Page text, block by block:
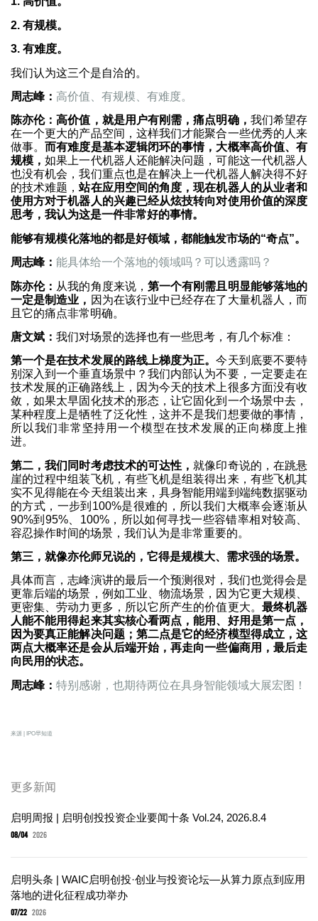
2. 有规模。
3. 有难度。
我们认为这三个是自洽的。
周志峰： 高价值、有规模、有难度。
陈亦伦：高价值，就是用户有刚需，痛点明确， 我们希望存
在一个更大的产品空间，这样我们才能聚合一些优秀的人来
做事。而有难度是基本逻辑闭环的事情，大概率高价值、有
规模，如果上一代机器人还能解决问题，可能这一代机器人
也没有机会，我们重点也是在解决上一代机器人解决得不好
的技术难题，站在应用空间的角度，现在机器人的从业者和
使用方对于机器人的兴趣已经从炫技转向对使用价值的深度
思考，我认为这是一件非常好的事情。
能够有规模化落地的都是好领域，都能触发市场的“奇点”。
周志峰： 能具体给一个落地的领域吗？可以透露吗？
陈亦伦： 从我的角度来说， 第一个有刚需且明显能够落地的
一定是制造业， 因为在该行业中已经存在了大量机器人，而
且它的痛点非常明确。
唐文斌： 我们对场景的选择也有一些思考，有几个标准：
第一个是在技术发展的路线上梯度为正。今天到底要不要特
别深入到一个垂直场景中？我们内部认为不要，一定要走在
技术发展的正确路线上，因为今天的技术上很多方面没有收
敛，如果太早固化技术的形态，让它固化到一个场景中去，
某种程度上是牺牲了泛化性，这并不是我们想要做的事情，
所以我们非常坚持用一个模型在技术发展的正向梯度上推
进。
第二，我们同时考虑技术的可达性， 就像印奇说的，在跳悬
崖的过程中组装飞机，有些飞机是组装得出来，有些飞机其
实不见得能在今天组装出来，具身智能用端到端纯数据驱动
的方式，一步到100%是很难的，所以我们大概率会逐渐从
90%到95%、100%，所以如何寻找一些容错率相对较高、
容忍操作时间的场景，我们认为是非常重要的。
第三，就像亦伦师兄说的，它得是规模大、需求强的场景。
具体而言，志峰演讲的最后一个预测很对，我们也觉得会是
更靠后端的场景，例如工业、物流场景，因为它更大规模、
更密集、劳动力更多，所以它所产生的价值更大。 最终机器
人能不能用得起来其实核心看两点，能用、好用是第一点，
因为要真正能解决问题；第二点是它的经济模型得成立，这
两点大概率还是会从后端开始，再走向一些偏商用，最后走
向民用的状态。
周志峰： 特别感谢，也期待两位在具身智能领域大展宏图！
来源 | IPO早知道
更多新闻
启明周报 | 启明创投投资企业要闻十条 Vol.24, 2026.8.4
08/04 2026
启明头条 | WAIC启明创投·创业与投资论坛—从算力原点到应用
落地的进化征程成功举办
07/22 2026